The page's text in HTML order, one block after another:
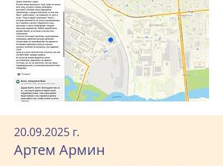
20.09.2025 г.
Артем Армин